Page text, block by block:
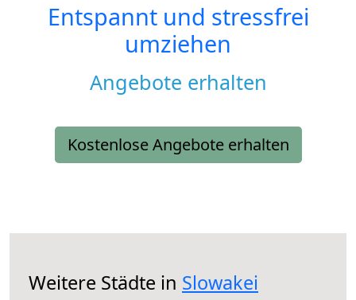
Entspannt und stressfrei
umziehen
Angebote erhalten
Kostenlose Angebote erhalten
Weitere Städte in Slowakei